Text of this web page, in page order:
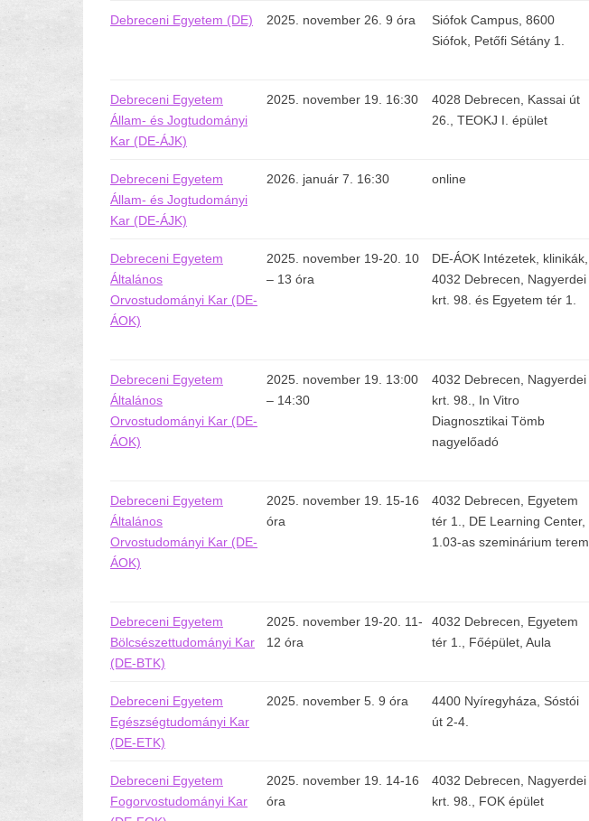
Debreceni Egyetem (DE) 2025. november 26. 9 óra
Siófok Campus, 8600
Siófok, Petőfi Sétány 1.
Debreceni Egyetem
Állam- és Jogtudományi
Kar (DE-ÁJK)
2025. november 19. 16:30
4028 Debrecen, Kassai út
26., TEOKJ I. épület
Debreceni Egyetem
Állam- és Jogtudományi
Kar (DE-ÁJK)
2026. január 7. 16:30 online
Debreceni Egyetem
Általános
Orvostudományi Kar (DE-
ÁOK)
2025. november 19-20. 10
– 13 óra
DE-ÁOK Intézetek, klinikák,
4032 Debrecen, Nagyerdei
krt. 98. és Egyetem tér 1.
Debreceni Egyetem
Általános
Orvostudományi Kar (DE-
ÁOK)
2025. november 19. 13:00
– 14:30
4032 Debrecen, Nagyerdei
krt. 98., In Vitro
Diagnosztikai Tömb
nagyelőadó
Debreceni Egyetem
Általános
Orvostudományi Kar (DE-
ÁOK)
2025. november 19. 15-16
óra
4032 Debrecen, Egyetem
tér 1., DE Learning Center,
1.03-as szeminárium terem
Debreceni Egyetem
Bölcsészettudományi Kar
(DE-BTK)
2025. november 19-20. 11-
12 óra
4032 Debrecen, Egyetem
tér 1., Főépület, Aula
Debreceni Egyetem
Egészségtudományi Kar
(DE-ETK)
2025. november 5. 9 óra
4400 Nyíregyháza, Sóstói
út 2-4.
Debreceni Egyetem
Fogorvostudományi Kar
2025. november 19. 14-16
óra
4032 Debrecen, Nagyerdei
krt. 98., FOK épület